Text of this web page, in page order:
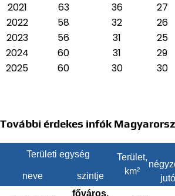
2021
63 36 27
2022
58 32 26
2023
56 31 25
2024
60 31 29
2025
60 30 30
További érdekes infók
Területi egység
Terület,
km²
neve szintje
főváros,